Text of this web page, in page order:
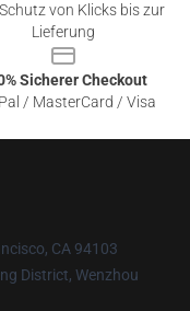
von Klicks bis zur
Lieferung
Sicherer Checkout
/ MasterCard / Visa
CA 94103
District, Wenzhou